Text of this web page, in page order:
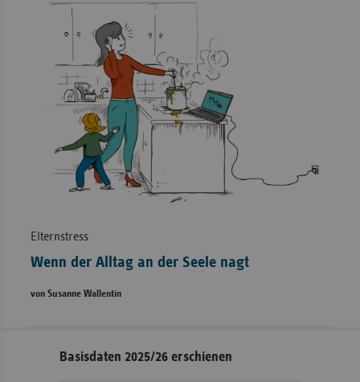
Elternstress
Wenn der Alltag an der Seele nagt
von Susanne Wallentin
Seitennavigation
SeitenleisteBasisdaten 2025/26 erschienen